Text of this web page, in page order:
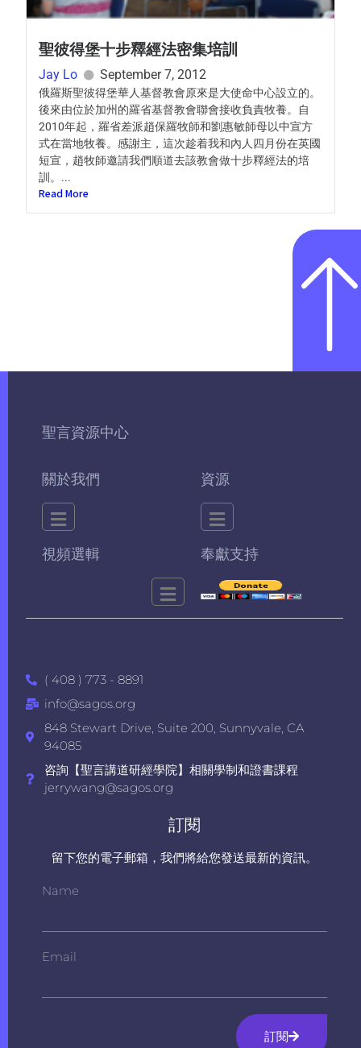
聖彼得堡十步釋經法密集培訓
Jay Lo September 7, 2012
俄羅斯聖彼得堡華人基督教會原來是大使命中心設立的。
後來由位於加州的羅省基督教會聯會接收負責牧養。自
2010年起，羅省差派趙保羅牧師和劉惠敏師母以中宣方
式在當地牧養。感謝主，這次趁着我和內人四月份在英國
短宣，趙牧師邀請我們順道去該教會做十步釋經法的培
訓。...
Read More
聖言資源中心
關於我們 資源
視頻選輯 奉獻支持
( 408 ) 773 - 8891
info@sagos.org
848 Stewart Drive, Suite 200, Sunnyvale, CA
94085
咨詢【聖言講道研經學院】相關學制和證書課程
jerrywang@sagos.org
訂閱
留下您的電子郵箱，我們將給您發送最新的資訊。
Name
Email
訂閱